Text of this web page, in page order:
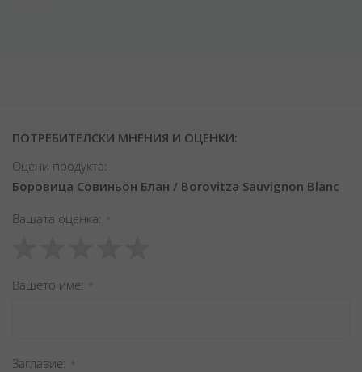
ПОТРЕБИТЕЛСКИ МНЕНИЯ И ОЦЕНКИ:
Оцени продукта:
Боровица Совиньон Блан / Borovitza Sauvignon Blanc
Вашата оценка
star
stars
stars
stars
stars
Вашето име
Заглавиe